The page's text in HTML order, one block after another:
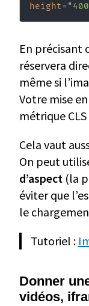
height= "400
En précisant
réservera
même si
Votre mise
métrique
Cela vaut
On peut
d’aspect (la
éviter que
le
Tutoriel :
Donner
vidéos,